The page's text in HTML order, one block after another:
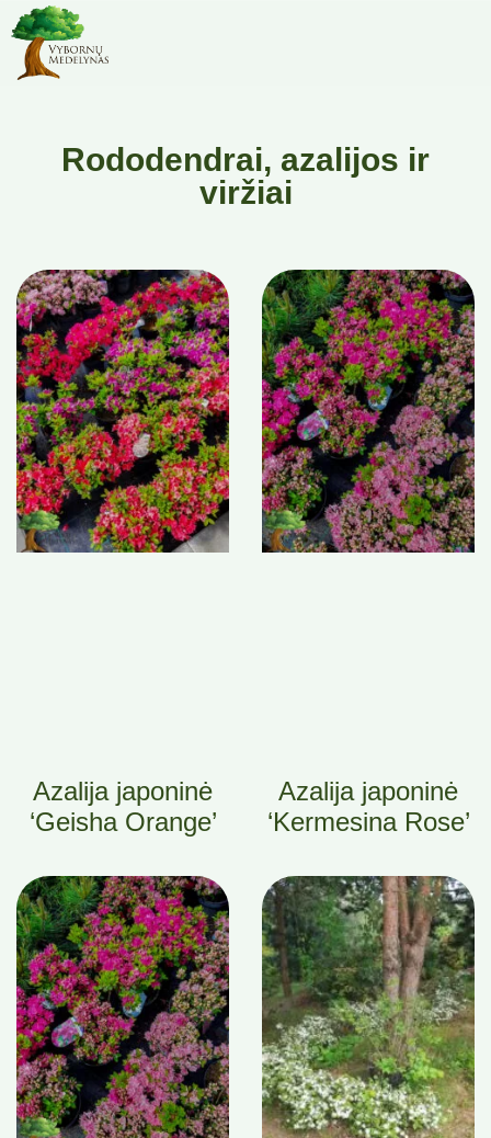
Rododendrai, azalijos ir
viržiai
Azalija japoninė
‘Geisha Orange’
Azalija japoninė
‘Kermesina Rose’